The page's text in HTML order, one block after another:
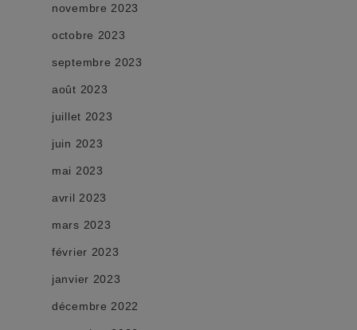
novembre 2023
octobre 2023
septembre 2023
août 2023
juillet 2023
juin 2023
mai 2023
avril 2023
mars 2023
février 2023
janvier 2023
décembre 2022